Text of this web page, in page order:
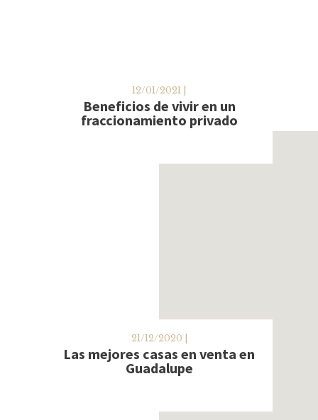
12/01/2021 |
Beneficios de vivir en un
fraccionamiento privado
actualidad, elegir vivir en
21/12/2020 |
Las mejores casas en venta en
Guadalupe
conoces los grandes benefic